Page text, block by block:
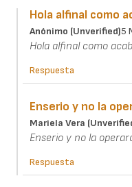
Hola alfinal como
Anónimo (unverified)5
Hola alfinal como
Respuesta
Enserio y no la
Mariela Vera
Enserio y no la
Respuesta